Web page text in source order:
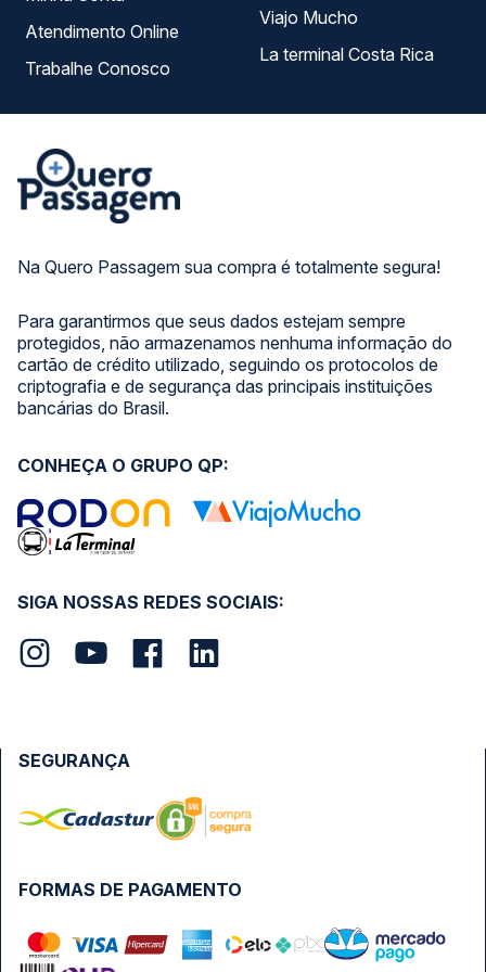
Na Quero Passagem sua compra é totalmente segura!
Para garantirmos que seus dados estejam sempre
protegidos, não armazenamos nenhuma informação do
cartão de crédito utilizado, seguindo os protocolos de
criptografia e de segurança das principais instituições
bancárias do Brasil.
Atendimento Online
Trabalhe Conosco
Viajo Mucho
La terminal Costa Rica
SIGA NOSSAS REDES SOCIAIS:
CONHEÇA O GRUPO QP:
FORMAS DE PAGAMENTO
SEGURANÇA